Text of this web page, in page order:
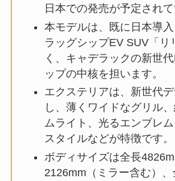
日本での発売が予定されて
本モデルは、既に日本導
ラッグシップEV SUV「リ
く、キャデラックの新世
ップの中核を担います。
エクステリアは、新世代
し、薄くワイドなグリル
ムライト、光るエンブレ
スタイルなどが特徴です。
ボディサイズは全長
2126mm（ミラー含む）、